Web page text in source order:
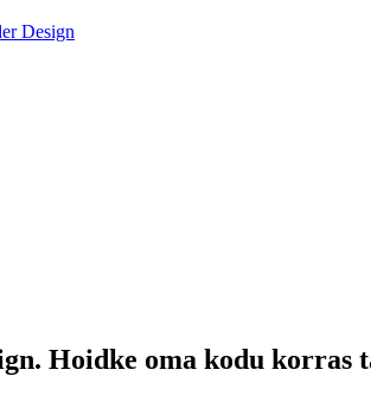
Design
Hoidke oma kodu korras